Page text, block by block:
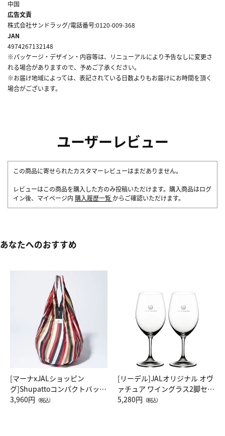
中国
広告文責
株式会社サンドラッグ/電話番号:0120-009-368
JAN
4974267132148
※パッケージ・デザイン・内容等は、リニューアルにより予告なしに変更さ
れる場合がありますので、予めご了承ください。
※お届け地域によっては、表記されている日数よりもお届けにお時間を頂く
場合がございます。
ユーザーレビュー
この商品に寄せられたカスタマーレビューはまだありません。
レビューはこの商品を購入した方のみ投稿いただけます。購入商品はログ
イン後、マイページ内 購入履歴一覧 からご確認いただけます。
あなたへのおすすめ
[マーナxJALショッピン
グ]Shupattoコンパクトバッグ
Drop JAL客室乗務員（LC）ス
3,960円 （税込）
[リーデル]JALオリジナル オヴ
ァチュア ワイングラス2脚セッ
ト（レッドワイン）
5,280円 （税込）